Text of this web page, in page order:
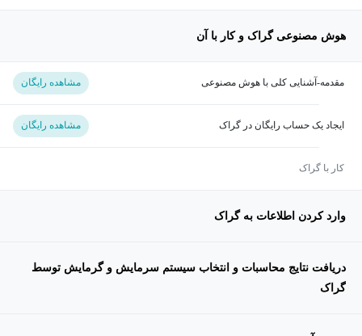
هوش مصنوعی گراک و کار با آن
مقدمه-آشنایی کلی با هوش مصنوعی مشاهده رایگان
ایجاد یک حساب رایگان در گراک مشاهده رایگان
کار با گراک
وارد کردن اطلاعات به گراک
دریافت نتایج محاسبات و انتخاب سیستم سرمایش و گرمایش توسط
گراک